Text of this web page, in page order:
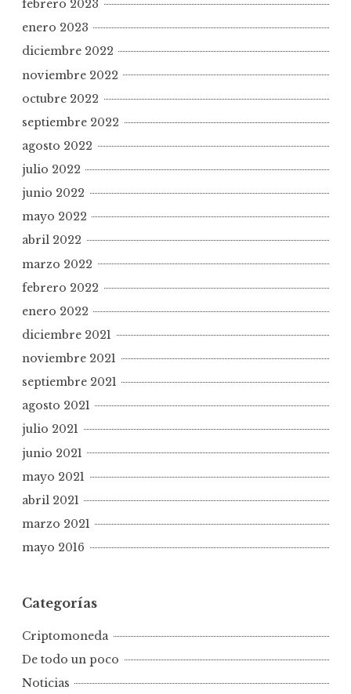
febrero 2023
enero 2023
diciembre 2022
noviembre 2022
octubre 2022
septiembre 2022
agosto 2022
julio 2022
junio 2022
mayo 2022
abril 2022
marzo 2022
febrero 2022
enero 2022
diciembre 2021
noviembre 2021
septiembre 2021
agosto 2021
julio 2021
junio 2021
mayo 2021
abril 2021
marzo 2021
mayo 2016
Categorías
Criptomoneda
De todo un poco
Noticias